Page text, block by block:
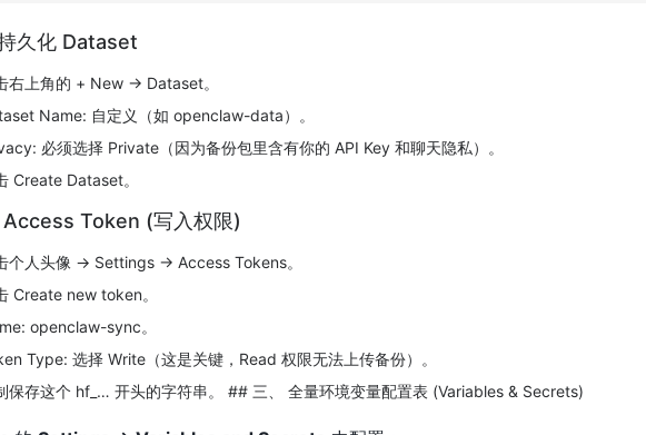
久化 Dataset
右上角的 + New -> Dataset​。
Name: 自定义（如 openclaw-data）。
必须选择 Private（因为备份包里含有你的 API Key 和聊天隐私）。
Create Dataset​。
Token (写入权限)
个人头像 -> Settings -> Access Tokens​。
Create new token​。
openclaw-sync。
Type: 选择 Write（这是关键，Read 权限无法上传备份）。
保存这个 hf_… 开头的字符串。 ## 三、 全量环境变量配置表 (Variables & Secrets)